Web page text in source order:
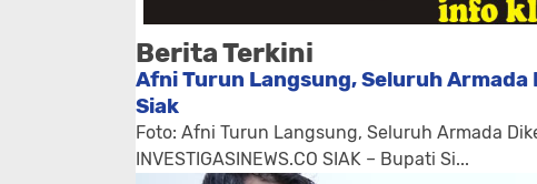
Berita Terkini
Afni Turun Langsung, Seluruh Armada
Siak
Foto: Afni Turun Langsung, Seluruh Armada
INVESTIGASINEWS.CO SIAK – Bupati Si...